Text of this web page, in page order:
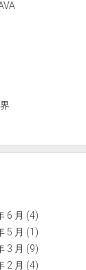
6 月 (4)
5 月 (1)
3 月 (9)
2 月 (4)